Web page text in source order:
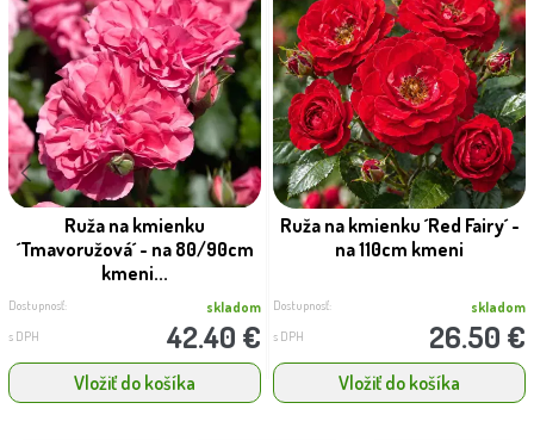
Ruža na kmienku
´Tmavoružová´ - na 80/90cm
kmeni...
Dostupnosť: skladom
s DPH 42.40 €
Vložiť do košíka
Ruža na kmienku ´Red Fairy´ -
na 110cm kmeni
Dostupnosť: skladom
s DPH 26.50 €
Vložiť do košíka